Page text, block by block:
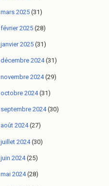
mars 2025(31)
février 2025(28)
janvier 2025(31)
décembre 2024(31)
novembre 2024(29)
octobre 2024(31)
septembre 2024(30)
août 2024(27)
juillet 2024(30)
juin 2024(25)
mai 2024(28)